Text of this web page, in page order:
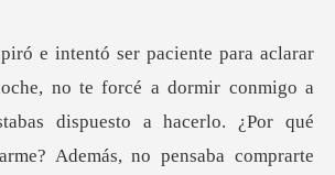
a dormir conmigo a
dispuesto a hacerlo. ¿Por qué